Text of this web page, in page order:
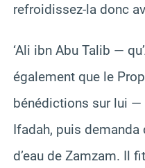
refroidissez-la donc
‘Ali ibn Abu Talib —
également que le
bénédictions sur lui
Ifadah, puis demanda
d’eau de Zamzam. Il